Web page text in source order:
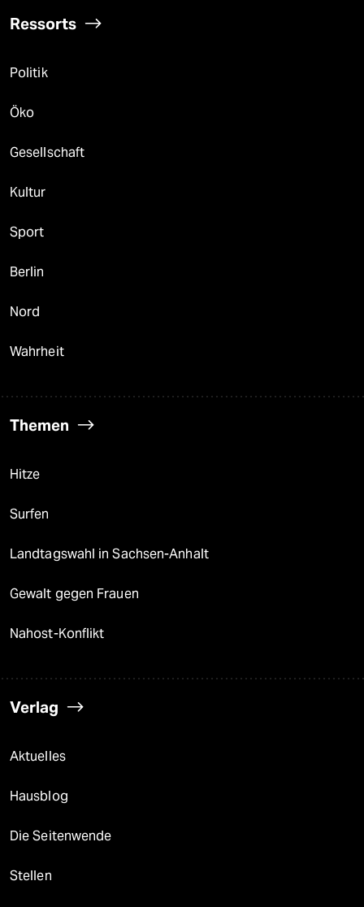
Ressorts
Politik
Öko
Gesellschaft
Kultur
Sport
Berlin
Nord
Wahrheit
Themen
Hitze
Surfen
Landtagswahl in Sachsen-Anhalt
Gewalt gegen Frauen
Nahost-Konflikt
Verlag
Aktuelles
Hausblog
Die Seitenwende
Stellen